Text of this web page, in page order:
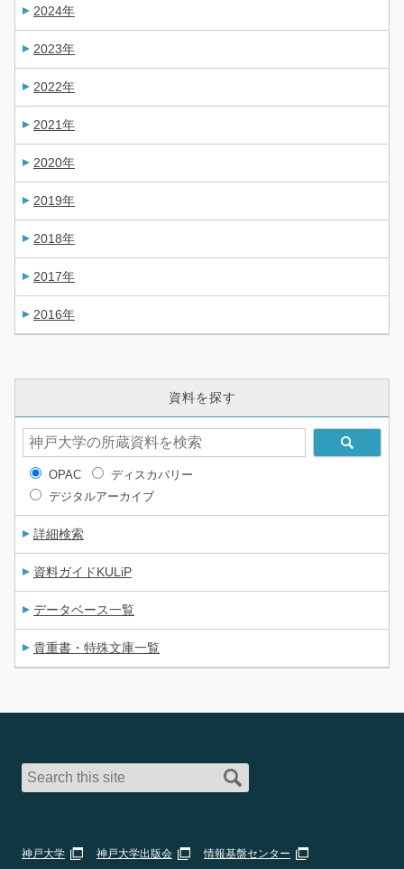
2024年
2023年
2022年
2021年
2020年
2019年
2018年
2017年
2016年
資料を探す
OPAC
ディスカバリー
デジタルアーカイブ
詳細検索
資料ガイドKULiP
データベース一覧
貴重書・特殊文庫一覧
神戸大学 神戸大学出版会 情報基盤センター